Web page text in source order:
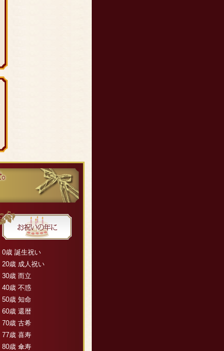
0歳 誕生祝い
20歳 成人祝い
30歳 而立
40歳 不惑
50歳 知命
60歳 還暦
70歳 古希
77歳 喜寿
80歳 傘寿